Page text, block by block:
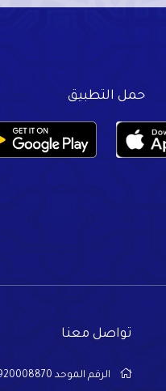
حمل التطبيق
تواصل معنا
الرقم الموحد 920008870